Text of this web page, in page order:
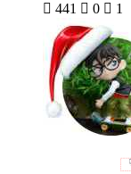
 441  0  1